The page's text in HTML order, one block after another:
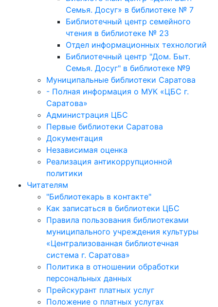
Семья. Досуг» в библиотеке № 7
Библиотечный центр семейного
чтения в библиотеке № 23
Отдел информационных технологий
Библиотечный центр "Дом. Быт.
Семья. Досуг" в библиотеке №9
Муниципальные библиотеки Саратова
- Полная информация о МУК «ЦБС г.
Саратова»
Администрация ЦБС
Первые библиотеки Саратова
Документация
Независимая оценка
Реализация антикоррупционной
политики
Читателям
"Библиотекарь в контакте"
Как записаться в библиотеки ЦБС
Правила пользования библиотеками
муниципального учреждения культуры
«Централизованная библиотечная
система г. Саратова»
Политика в отношении обработки
персональных данных
Прейскурант платных услуг
Положение о платных услугах